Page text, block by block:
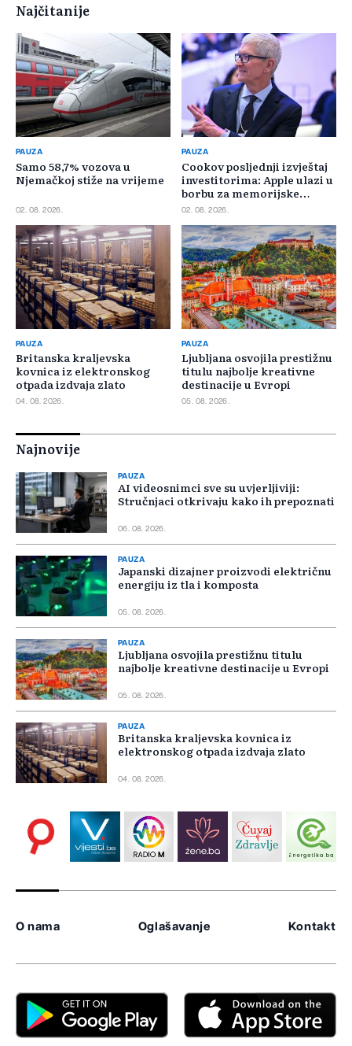
Najčitanije
PAUZA
Samo 58,7% vozova u
Njemačkoj stiže na vrijeme
02. 08. 2026.
PAUZA
Cookov posljednji izvještaj
investitorima: Apple ulazi u
borbu za memorijske
čipove
02. 08. 2026.
PAUZA
Britanska kraljevska
kovnica iz elektronskog
otpada izdvaja zlato
04. 08. 2026.
PAUZA
Ljubljana osvojila prestižnu
titulu najbolje kreativne
destinacije u Evropi
05. 08. 2026.
Najnovije
PAUZA
AI videosnimci sve su uvjerljiviji:
Stručnjaci otkrivaju kako ih prepoznati
06. 08. 2026.
PAUZA
Japanski dizajner proizvodi električnu
energiju iz tla i komposta
05. 08. 2026.
PAUZA
Ljubljana osvojila prestižnu titulu
najbolje kreativne destinacije u Evropi
05. 08. 2026.
PAUZA
Britanska kraljevska kovnica iz
elektronskog otpada izdvaja zlato
04. 08. 2026.
O nama Oglašavanje Kontakt